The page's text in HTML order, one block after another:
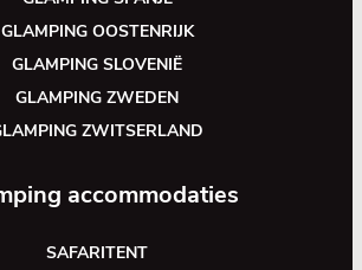
GLAMPING OOSTENRIJK
GLAMPING SLOVENIË
GLAMPING ZWEDEN
ZWITSERLAND
accommodaties
SAFARITENT